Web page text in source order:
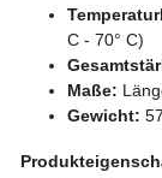
C - 70° C)
Maße:
Gewicht: